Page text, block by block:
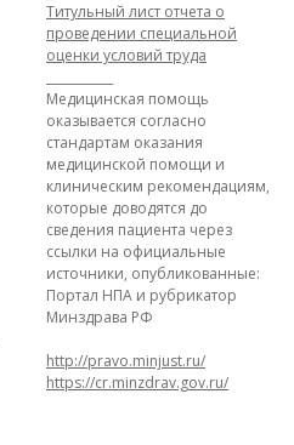
Титульный лист отчета о
проведении специальной
оценки условий труда
Медицинская помощь
оказывается согласно
стандартам оказания
медицинской помощи и
клиническим рекомендациям,
которые доводятся до
сведения пациента через
ссылки на официальные
источники, опубликованные:
Портал НПА и рубрикатор
Минздрава РФ
http://pravo.minjust.ru/
https://cr.minzdrav.gov.ru/